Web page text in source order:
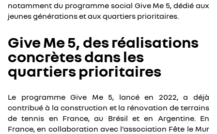
notamment du programme social Give Me 5, dédié aux
jeunes générations et aux quartiers prioritaires.
Give Me 5, des réalisations
concrètes dans les
quartiers prioritaires
Le programme Give Me 5, lancé en 2022, a déjà
contribué à la construction et la rénovation de terrains
de tennis en France, au Brésil et en Argentine. En
France, en collaboration avec l'association Fête le Mur